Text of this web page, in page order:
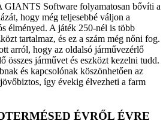
GIANTS Software folyamatosan bővíti a
hogy még teljesebbé váljon a
élményed. A játék 250-nél is több
tartalmaz, és ez a szám még nőni fog.
arról, hogy az oldalsó járművezérlő
összes járművet és eszközt kezelni tudd.
és kapcsolónak köszönhetően az
így évekig élvezheti a farm
ÉVRŐL ÉVRE